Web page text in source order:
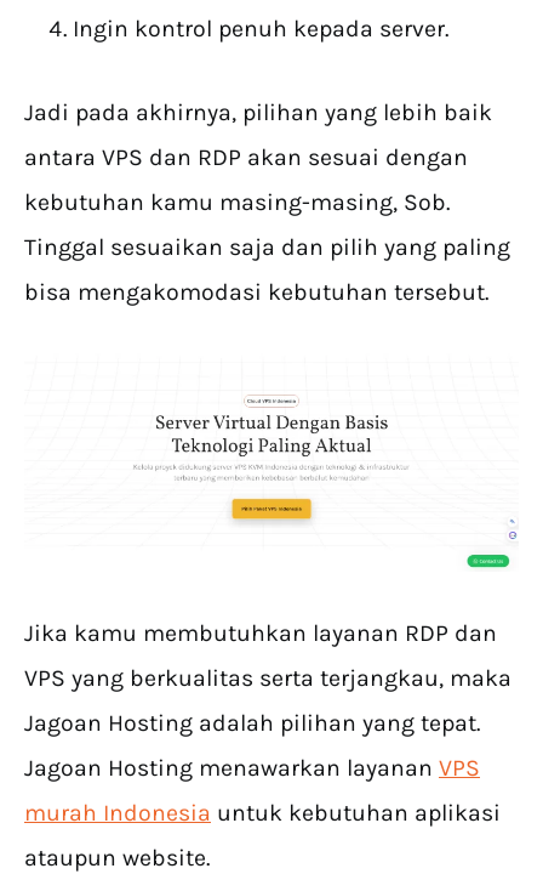
Ingin kontrol penuh kepada server.
Jadi pada akhirnya, pilihan yang lebih baik
antara VPS dan RDP akan sesuai dengan
kebutuhan kamu masing-masing, Sob.
Tinggal sesuaikan saja dan pilih yang paling
bisa mengakomodasi kebutuhan tersebut.
Jika kamu membutuhkan layanan RDP dan
VPS yang berkualitas serta terjangkau, maka
Jagoan Hosting adalah pilihan yang tepat.
Jagoan Hosting menawarkan layanan VPS
murah Indonesia untuk kebutuhan aplikasi
ataupun website.